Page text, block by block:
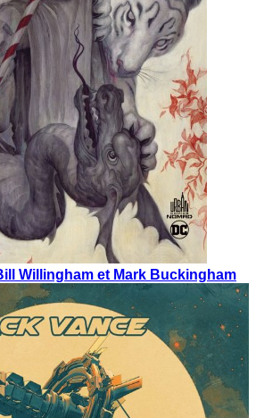
Willingham et Mark Buckingham